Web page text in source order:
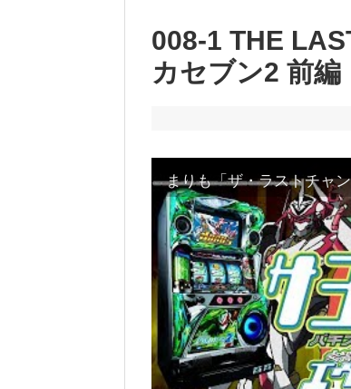
008-1 THE
カセブン2 前編